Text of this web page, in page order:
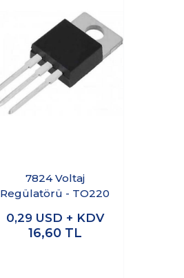
7824 Voltaj
Regülatörü - TO220
0,29 USD + KDV
16,60 TL